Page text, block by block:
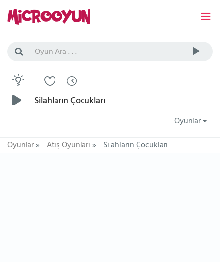
Silahların Çocukları
Oyunlar
Oyunlar» Atış Oyunları» Silahların Çocukları